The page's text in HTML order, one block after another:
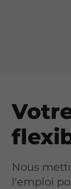
Nous
l'emploi